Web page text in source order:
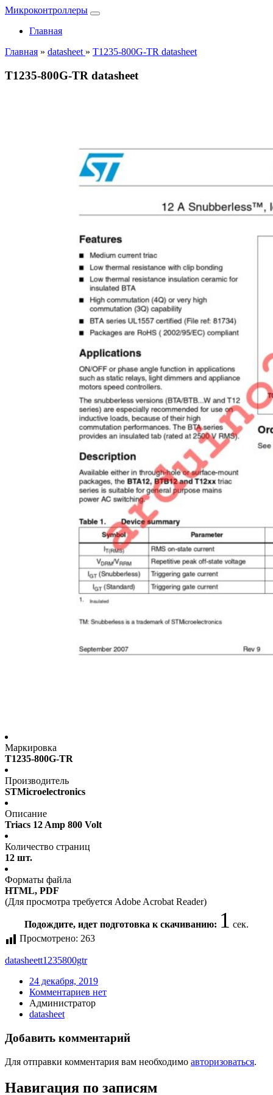
Микроконтроллеры
Главная
Главная » datasheet » T1235-800G-TR datasheet
T1235-800G-TR datasheet
Маркировка
T1235-800G-TR
Производитель
STMicroelectronics
Описание
Triacs 12 Amp 800 Volt
Количество страниц
12 шт.
Форматы файла
HTML, PDF
(Для просмотра требуется Adobe Acrobat Reader)
Подождите, идет подготовка к скачиванию: 1 сек.
Просмотрено: 263
datasheett1235800gtr
24 декабря, 2019
Комментариев нет
Администратор
datasheet
Добавить комментарий
Для отправки комментария вам необходимо авторизоваться.
Навигация по записям